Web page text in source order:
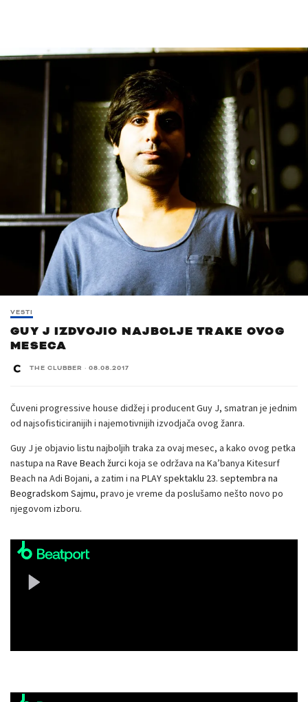
VESTI
GUY J IZDVOJIO NAJBOLJE TRAKE OVOG
MESECA
THE CLUBBER · 08.08.2017
Čuveni progressive house didžej i producent Guy J, smatran je jednim
od najsofisticiranijih i najemotivnijih izvodjača ovog žanra.
Guy J je objavio listu najboljih traka za ovaj mesec, a kako ovog petka
nastupa na Rave Beach žurci koja se održava na Ka’banya Kitesurf
Beach na Adi Bojani, a zatim i na PLAY spektaklu 23. septembra na
Beogradskom Sajmu, pravo je vreme da poslušamo nešto novo po
njegovom izboru.